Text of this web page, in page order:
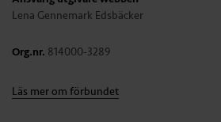
Lena Gennemark Edsbäcker
Org.nr. 814000-3289
Läs mer om förbundet